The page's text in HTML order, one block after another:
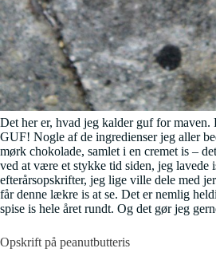
Det her er, hvad jeg kalder guf for maven.
GUF! Nogle af de ingredienser jeg aller
mørk chokolade, samlet i en cremet is –
ved at være et stykke tid siden, jeg lavede
efterårsopskrifter, jeg lige ville dele med
får denne lækre is at se. Det er nemlig
spise is hele året rundt. Og det gør jeg
Opskrift på peanutbutteris